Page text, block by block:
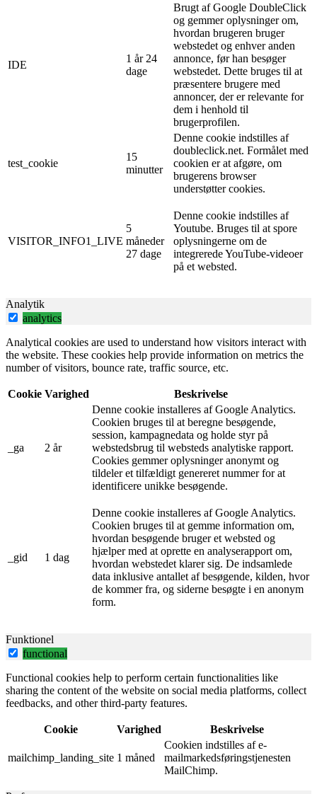
IDE
1 år 24
dage
Brugt af Google DoubleClick
og gemmer oplysninger om,
hvordan brugeren bruger
webstedet og enhver anden
annonce, før han besøger
webstedet. Dette bruges til at
præsentere brugere med
annoncer, der er relevante for
dem i henhold til
brugerprofilen.
test_cookie
15
minutter
Denne cookie indstilles af
doubleclick.net. Formålet med
cookien er at afgøre, om
brugerens browser
understøtter cookies.
VISITOR_INFO1_LIVE
5
måneder
27 dage
Denne cookie indstilles af
Youtube. Bruges til at spore
oplysningerne om de
integrerede YouTube-videoer
på et websted.
Analytik
analytics
Analytical cookies are used to understand how visitors interact with
the website. These cookies help provide information on metrics the
number of visitors, bounce rate, traffic source, etc.
Cookie Varighed Beskrivelse
_ga 2 år
Denne cookie installeres af Google Analytics.
Cookien bruges til at beregne besøgende,
session, kampagnedata og holde styr på
webstedsbrug til websteds analytiske rapport.
Cookies gemmer oplysninger anonymt og
tildeler et tilfældigt genereret nummer for at
identificere unikke besøgende.
_gid 1 dag
Denne cookie installeres af Google Analytics.
Cookien bruges til at gemme information om,
hvordan besøgende bruger et websted og
hjælper med at oprette en analyserapport om,
hvordan webstedet klarer sig. De indsamlede
data inklusive antallet af besøgende, kilden, hvor
de kommer fra, og siderne besøgte i en anonym
form.
Funktionel
functional
Functional cookies help to perform certain functionalities like
sharing the content of the website on social media platforms, collect
feedbacks, and other third-party features.
Cookie Varighed Beskrivelse
mailchimp_landing_site 1 måned
Cookien indstilles af e-
mailmarkedsføringstjenesten
MailChimp.